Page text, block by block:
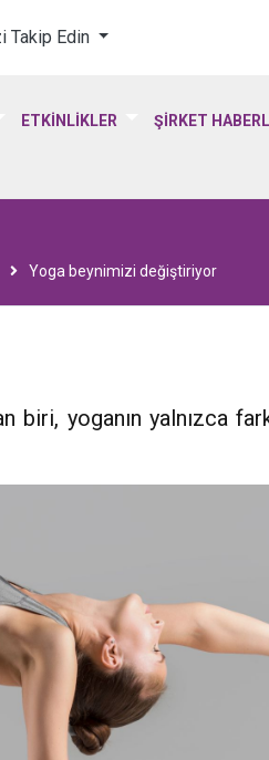
&
Takip Edin
ETKİNLİKLER ŞİRKET
Yoga beynimizi değiştiriyor
biri, yoganın yalnızca